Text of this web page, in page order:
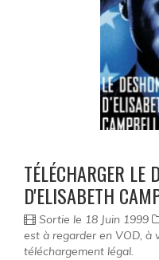
TÉLÉCHARGER LE
D'ELISABETH
Sortie le 18 Juin 1999
est à regarder en VOD, à
téléchargement légal.